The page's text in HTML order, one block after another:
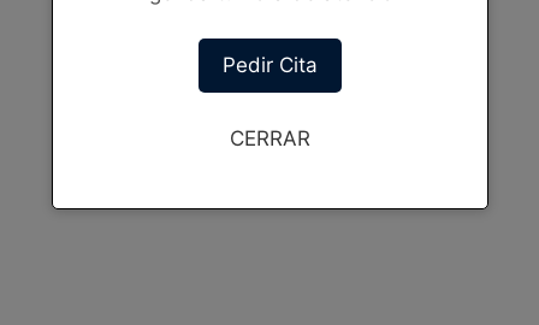
Pedir Cita
CERRAR